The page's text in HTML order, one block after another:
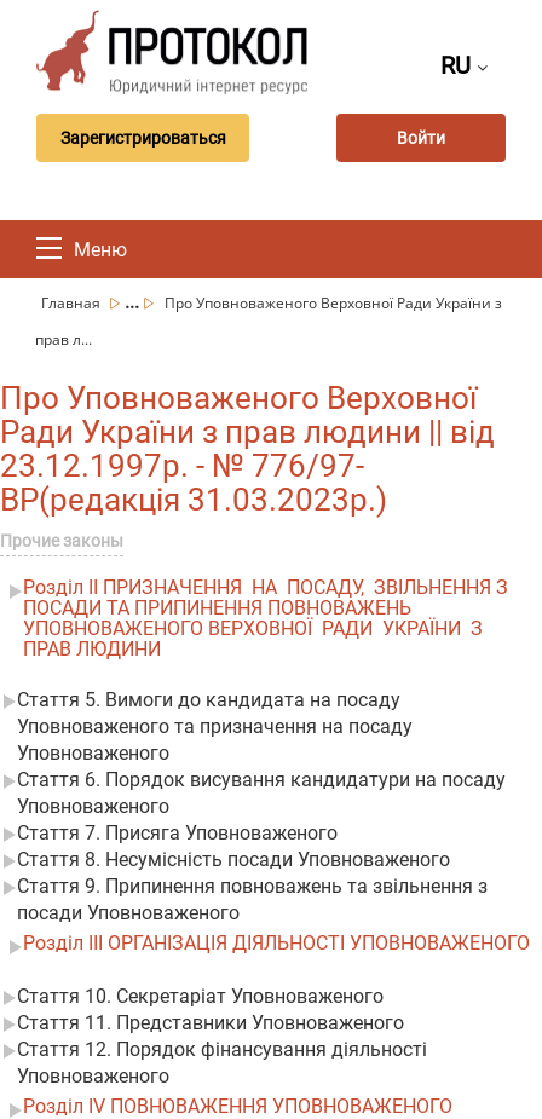
RU
Зарегистрироваться Войти
Меню
Главная ...
Про Уповноваженого Верховної Ради України з
прав л...
Про Уповноваженого Верховної
Ради України з прав людини || від
23.12.1997р. - № 776/97-
ВР(редакція 31.03.2023р.)
Прочие законы
Розділ II ПРИЗНАЧЕННЯ НА ПОСАДУ, ЗВІЛЬНЕННЯ З
ПОСАДИ ТА ПРИПИНЕННЯ ПОВНОВАЖЕНЬ
УПОВНОВАЖЕНОГО ВЕРХОВНОЇ РАДИ УКРАЇНИ З
ПРАВ ЛЮДИНИ
Стаття 5. Вимоги до кандидата на посаду
Уповноваженого та призначення на посаду
Уповноваженого
Стаття 6. Порядок висування кандидатури на посаду
Уповноваженого
Стаття 7. Присяга Уповноваженого
Стаття 8. Несумісність посади Уповноваженого
Стаття 9. Припинення повноважень та звільнення з
посади Уповноваженого
Розділ III ОРГАНІЗАЦІЯ ДІЯЛЬНОСТІ УПОВНОВАЖЕНОГО
Стаття 10. Секретаріат Уповноваженого
Стаття 11. Представники Уповноваженого
Стаття 12. Порядок фінансування діяльності
Уповноваженого
Розділ IV ПОВНОВАЖЕННЯ УПОВНОВАЖЕНОГО